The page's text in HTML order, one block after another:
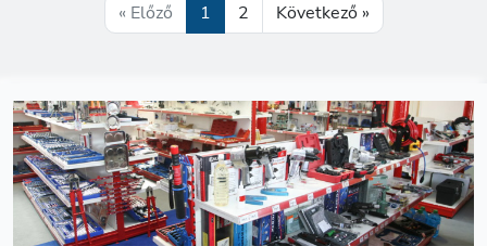
« Előző 1 2 Következő »